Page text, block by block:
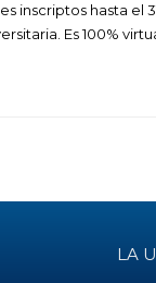
inscriptos hasta el
Es 100%
LA